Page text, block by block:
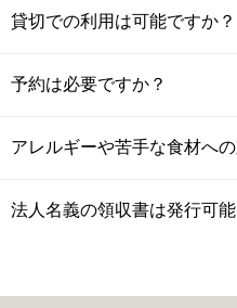
貸切での利用は可能ですか？
予約は必要ですか？
アレルギーや苦手な食材へ
法人名義の領収書は発行可能